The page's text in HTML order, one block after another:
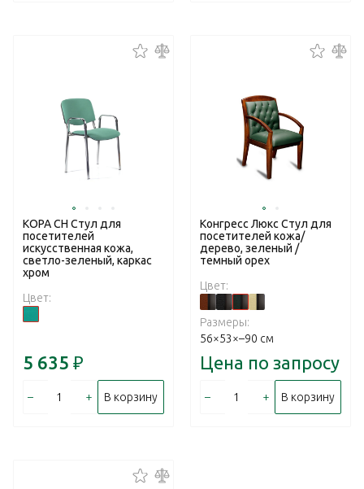
КОРА CH Стул для
посетителей
искусственная кожа,
светло-зеленый, каркас
хром
Цвет:
5 635 ₽
– + В корзину
Конгресс Люкс Стул для
посетителей кожа/
дерево, зеленый /
темный орех
Цвет:
Размеры:
56×53×–90 см
Цена по запросу
– + В корзину